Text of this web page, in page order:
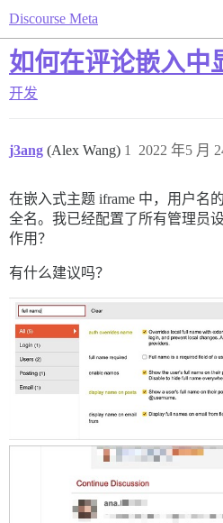
Discourse Meta
如何在评论嵌入中
开发
j3ang (Alex Wang) 2022 年5 月
1
在嵌入式主题 iframe 中，用户名
全名。我已经配置了所有管理员
作用？
有什么建议吗？